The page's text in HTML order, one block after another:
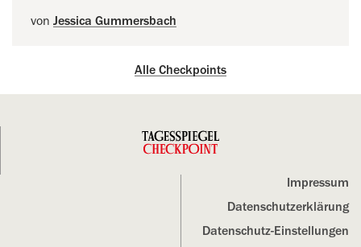
von Jessica Gummersbach
Alle Checkpoints
Impressum
Datenschutz­erklärung
Datenschutz-Einstellungen